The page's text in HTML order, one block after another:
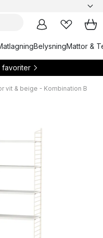
BelysningMattor &
favoriter
vit & beige - Kombination B